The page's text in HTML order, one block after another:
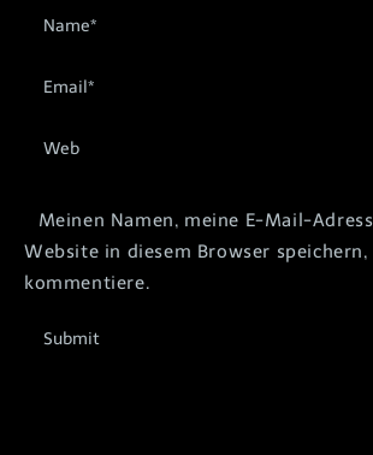
Meinen Namen, meine E-Mail-
Website in diesem Browser
kommentiere.
Submit